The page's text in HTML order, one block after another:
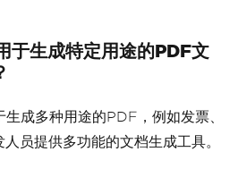
于生成特定用途的PDF文
成多种用途的PDF，例如发票、
员提供多功能的文档生成工具。